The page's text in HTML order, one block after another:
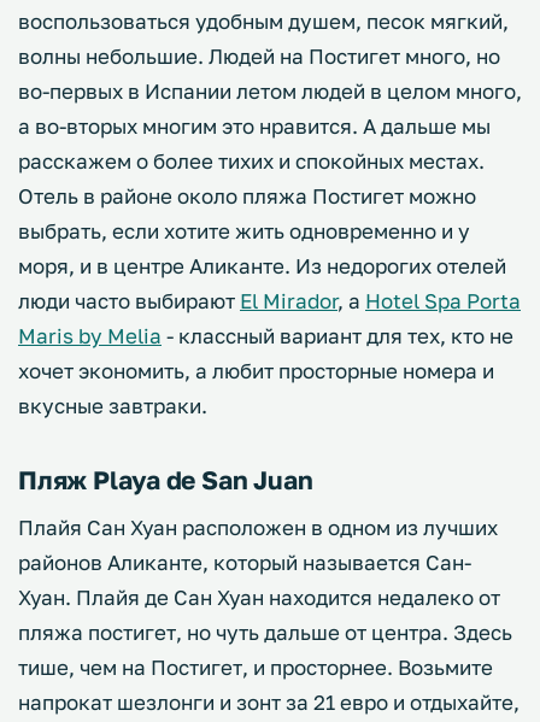
воспользоваться удобным душем, песок мягкий,
волны небольшие. Людей на Постигет много, но
во-первых в Испании летом людей в целом много,
а во-вторых многим это нравится. А дальше мы
расскажем о более тихих и спокойных местах.
Отель в районе около пляжа Постигет можно
выбрать, если хотите жить одновременно и у
моря, и в центре Аликанте. Из недорогих отелей
люди часто выбирают El Mirador, а Hotel Spa Porta
Maris by Melia - классный вариант для тех, кто не
хочет экономить, а любит просторные номера и
вкусные завтраки.
Пляж Playa de San Juan
Плайя Сан Хуан расположен в одном из лучших
районов Аликанте, который называется Сан-
Хуан. Плайя де Сан Хуан находится недалеко от
пляжа постигет, но чуть дальше от центра. Здесь
тише, чем на Постигет, и просторнее. Возьмите
напрокат шезлонги и зонт за 21 евро и отдыхайте,